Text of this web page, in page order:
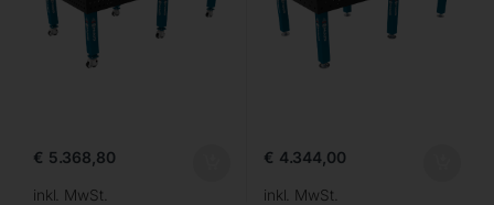
€ 5.368,80
inkl. MwSt.
€ 4.344,00
inkl. MwSt.